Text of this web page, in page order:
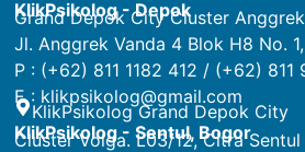
KlikPsikolog - Depok
Grand Depok City Cluster
Jl. Anggrek Vanda 4 Blok H8 No.
P : (+62) 811 1182 412 / (+62) 811
E : klikpsikolog@gmail.com
KlikPsikolog Grand Depok City
KlikPsikolog - Sentul, Bogor
Cluster Volga. L03/12, Citra Sentul